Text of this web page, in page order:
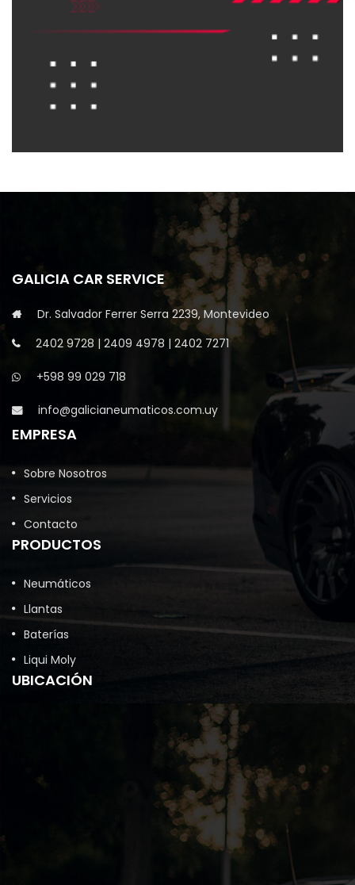
GALICIA CAR SERVICE
Dr. Salvador Ferrer Serra 2239, Montevideo
2402 9728 | 2409 4978 | 2402 7271
+598 99 029 718
info@galicianeumaticos.com.uy
EMPRESA
Sobre Nosotros
Servicios
Contacto
PRODUCTOS
Neumáticos
Llantas
Baterías
Liqui Moly
UBICACIÓN